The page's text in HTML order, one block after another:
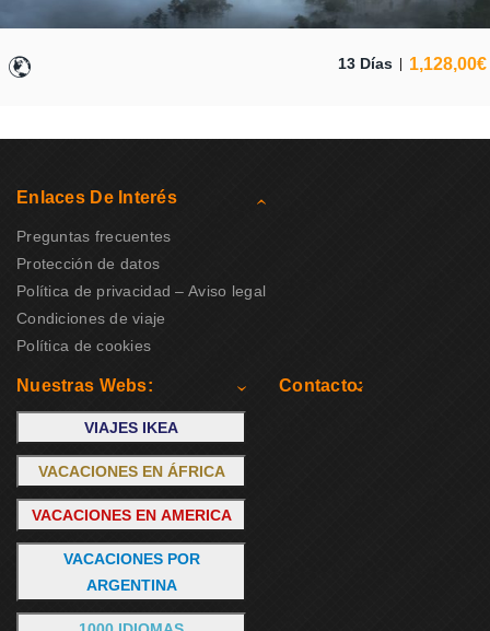
13 Días 1,128,00€
Enlaces De Interés
Preguntas frecuentes
Protección de datos
Política de privacidad – Aviso legal
Condiciones de viaje
Política de cookies
Nuestras Webs:
VIAJES IKEA
VACACIONES EN ÁFRICA
VACACIONES EN AMERICA
VACACIONES POR
ARGENTINA
Contacto: